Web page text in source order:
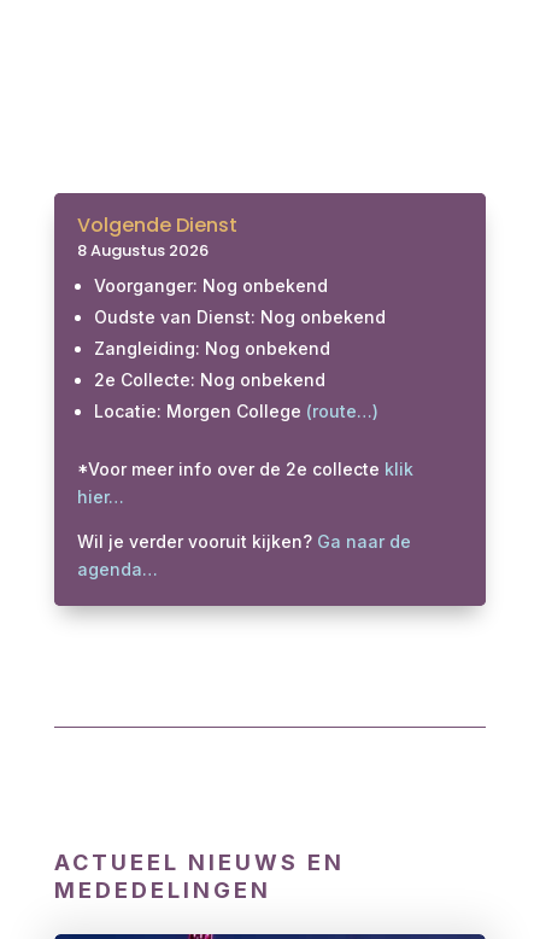
Volgende Dienst
8 Augustus 2026
Voorganger: Nog onbekend
Oudste van Dienst: Nog onbekend
Zangleiding: Nog onbekend
2e Collecte: Nog onbekend
Locatie: Morgen College (route…)
*Voor meer info over de 2e collecte klik
hier…
Wil je verder vooruit kijken? Ga naar de
agenda…
ACTUEEL NIEUWS EN
MEDEDELINGEN